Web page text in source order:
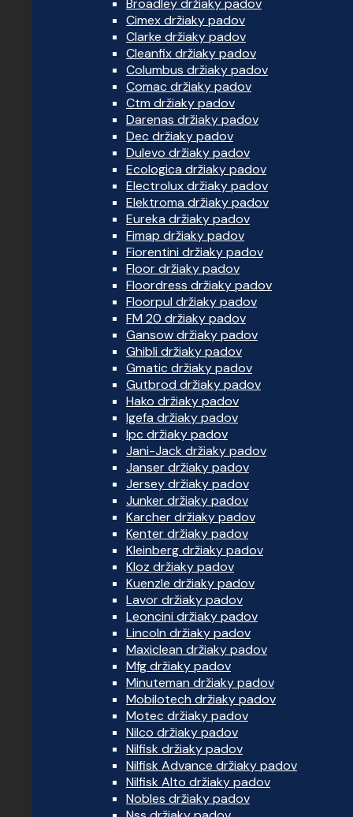
Broadley držiaky padov
Cimex držiaky padov
Clarke držiaky padov
Cleanfix držiaky padov
Columbus držiaky padov
Comac držiaky padov
Ctm držiaky padov
Darenas držiaky padov
Dec držiaky padov
Dulevo držiaky padov
Ecologica držiaky padov
Electrolux držiaky padov
Elektroma držiaky padov
Eureka držiaky padov
Fimap držiaky padov
Fiorentini držiaky padov
Floor držiaky padov
Floordress držiaky padov
Floorpul držiaky padov
FM 20 držiaky padov
Gansow držiaky padov
Ghibli držiaky padov
Gmatic držiaky padov
Gutbrod držiaky padov
Hako držiaky padov
Igefa držiaky padov
Ipc držiaky padov
Jani-Jack držiaky padov
Janser držiaky padov
Jersey držiaky padov
Junker držiaky padov
Karcher držiaky padov
Kenter držiaky padov
Kleinberg držiaky padov
Kloz držiaky padov
Kuenzle držiaky padov
Lavor držiaky padov
Leoncini držiaky padov
Lincoln držiaky padov
Maxiclean držiaky padov
Mfg držiaky padov
Minuteman držiaky padov
Mobilotech držiaky padov
Motec držiaky padov
Nilco držiaky padov
Nilfisk držiaky padov
Nilfisk Advance držiaky padov
Nilfisk Alto držiaky padov
Nobles držiaky padov